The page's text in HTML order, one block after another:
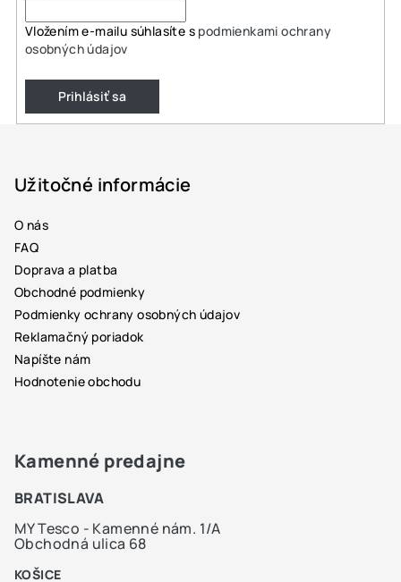
Vložením e-mailu súhlasíte s podmienkami ochrany
osobných údajov
Prihlásiť sa
Užitočné informácie
O nás
FAQ
Doprava a platba
Obchodné podmienky
Podmienky ochrany osobných údajov
Reklamačný poriadok
Napíšte nám
Hodnotenie obchodu
Kamenné predajne
BRATISLAVA
MY Tesco - Kamenné nám. 1/A
Obchodná ulica 68
KOŠICE